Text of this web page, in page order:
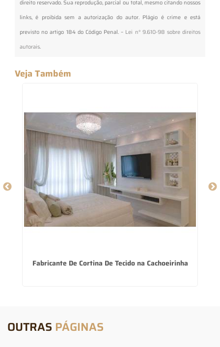
direito reservado. Sua reprodução, parcial ou total, mesmo citando nossos
links, é proibida sem a autorização do autor. Plágio é crime e está
previsto no artigo 184 do Código Penal. – Lei n° 9.610-98 sobre direitos
autorais.
Veja Também
Fabricante De Cortina De Tecido na Cachoeirinha
OUTRAS PÁGINAS